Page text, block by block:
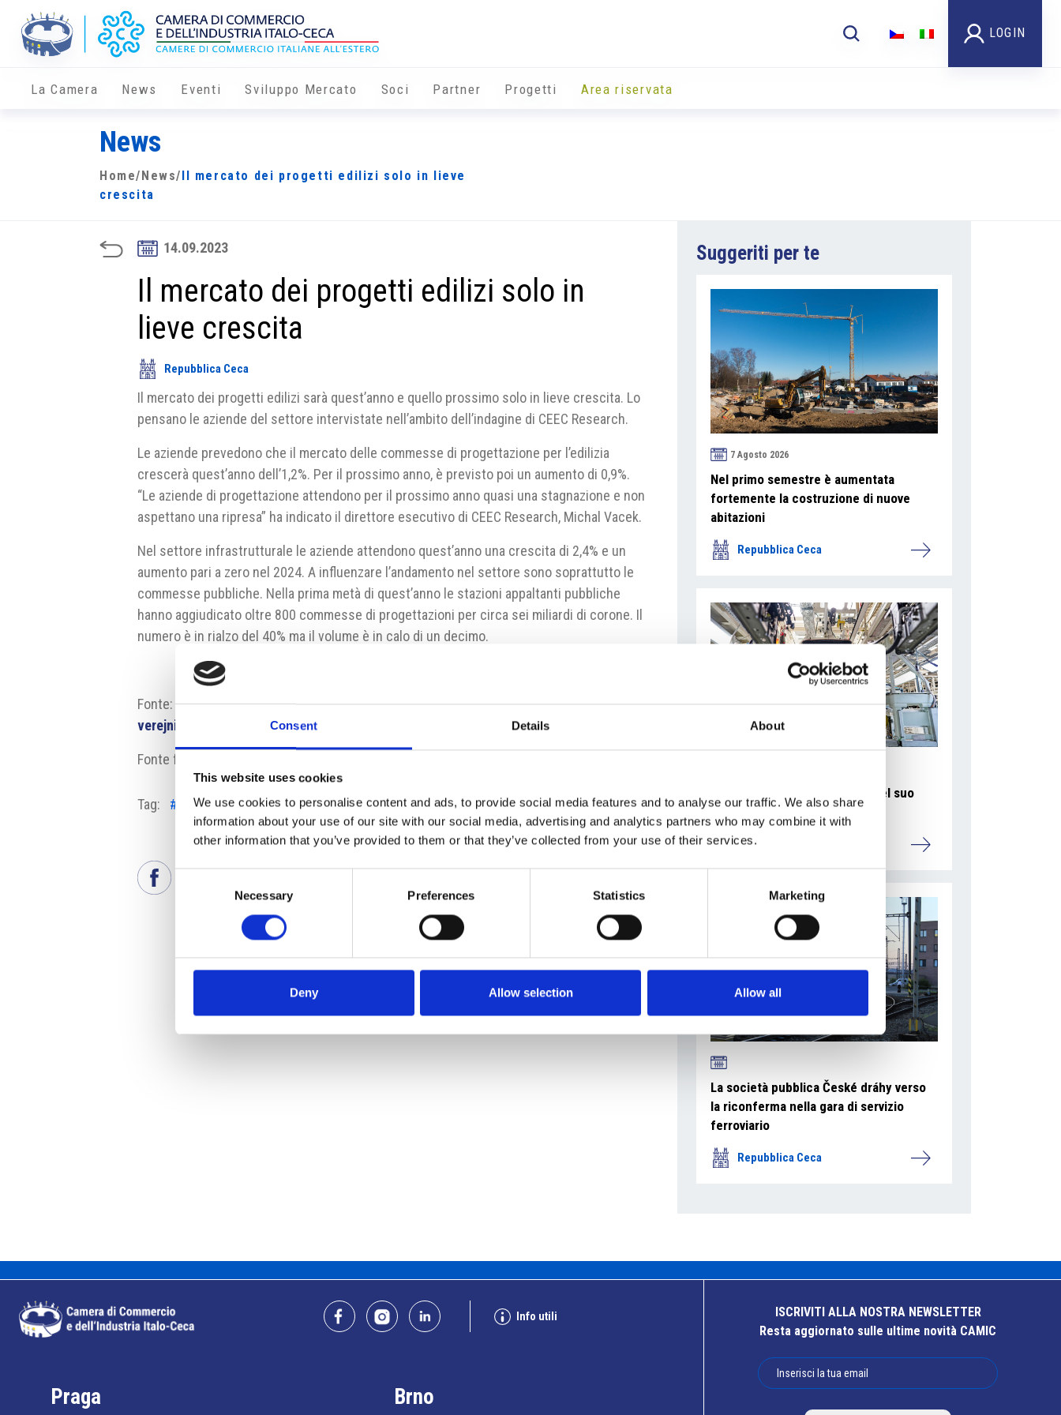
Consent Details About
This website uses cookies
We use cookies to personalise content and ads, to provide social media features and to analyse our traffic. We also share
information about your use of our site with our social media, advertising and analytics partners who may combine it with
other information that you’ve provided to them or that they’ve collected from your use of their services.
Necessary Preferences Statistics Marketing
Deny Allow selection Allow all
LOGIN
La Camera News Eventi Sviluppo Mercato Soci Partner Progetti Area riservata
News
Home/ News/
Il mercato dei progetti edilizi solo in lieve
crescita
14.09.2023
Il mercato dei progetti edilizi solo in
lieve crescita
Repubblica Ceca
Il mercato dei progetti edilizi sarà quest’anno e quello prossimo solo in lieve crescita. Lo
pensano le aziende del settore intervistate nell’ambito dell’indagine di CEEC Research.
Le aziende prevedono che il mercato delle commesse di progettazione per l’edilizia
crescerà quest’anno dell’1,2%. Per il prossimo anno, è previsto poi un aumento di 0,9%.
“Le aziende di progettazione attendono per il prossimo anno quasi una stagnazione e non
aspettano una ripresa” ha indicato il direttore esecutivo di CEEC Research, Michal Vacek.
Nel settore infrastrutturale le aziende attendono quest’anno una crescita di 2,4% e un
aumento pari a zero nel 2024. A influenzare l’andamento nel settore sono soprattutto le
commesse pubbliche. Nella prima metà di quest’anno le stazioni appaltanti pubbliche
hanno aggiudicato oltre 800 commesse di progettazioni per circa sei miliardi di corone. Il
numero è in rialzo del 40% ma il volume è in calo di un decimo.
Fonte:https://www.businessinfo.cz/clanky/trh-projektovych-praci-mirne-poroste-
verejni-zadavatele-projektovani-nezastavuji/
Fonte fotografia: Pixabay
Tag: #CEEC Research #edilizia #infrastrutture
Suggeriti per te
7 Agosto 2026
Nel primo semestre è aumentata
fortemente la costruzione di nuove
abitazioni
Repubblica Ceca
La Škoda avvia la produzione del suo
SUV Peaq
Repubblica Ceca
La società pubblica České dráhy verso
la riconferma nella gara di servizio
ferroviario
Repubblica Ceca
Info utili
Praga Brno
ISCRIVITI ALLA NOSTRA NEWSLETTER
Resta aggiornato sulle ultime novità CAMIC